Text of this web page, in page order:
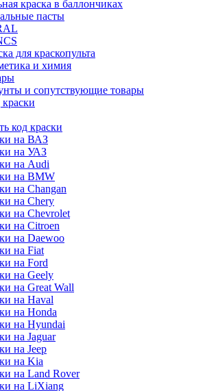
краска в баллончиках
пасты
для краскопульта
и химия
и сопутствующие товары
код краски
на ВАЗ
на УАЗ
на Audi
на BMW
на Changan
на Chery
на Chevrolet
на Citroen
на Daewoo
на Fiat
на Ford
на Geely
на Great Wall
на Haval
на Honda
на Hyundai
на Jaguar
на Jeep
на Kia
на Land Rover
на LiXiang